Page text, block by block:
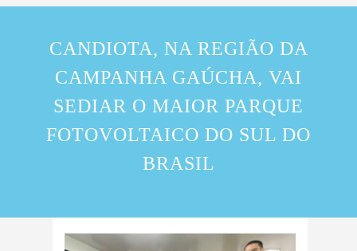
CANDIOTA, NA REGIÃO DA
CAMPANHA GAÚCHA, VAI
SEDIAR O MAIOR PARQUE
FOTOVOLTAICO DO SUL DO
BRASIL